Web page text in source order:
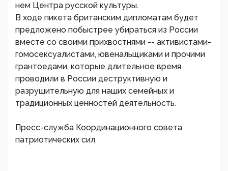
нем Центра русской культуры.
В ходе пикета британским дипломатам будет
предложено побыстрее убираться из России
вместе со своими прихвостнями -- активистами-
гомосексуалистами, ювенальщиками и прочими
грантоедами, которые длительное время
проводили в России деструктивную и
разрушительную для наших семейных и
традиционных ценностей деятельность.
Пресс-служба Координационного совета
патриотических сил